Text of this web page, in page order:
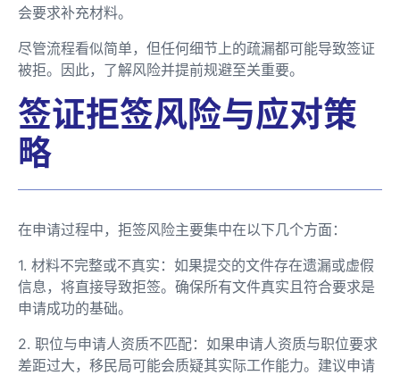
会要求补充材料。
尽管流程看似简单，但任何细节上的疏漏都可能导致签证
被拒。因此，了解风险并提前规避至关重要。
签证拒签风险与应对策
略
在申请过程中，拒签风险主要集中在以下几个方面：
1. 材料不完整或不真实：如果提交的文件存在遗漏或虚假
信息，将直接导致拒签。确保所有文件真实且符合要求是
申请成功的基础。
2. 职位与申请人资质不匹配：如果申请人资质与职位要求
差距过大，移民局可能会质疑其实际工作能力。建议申请